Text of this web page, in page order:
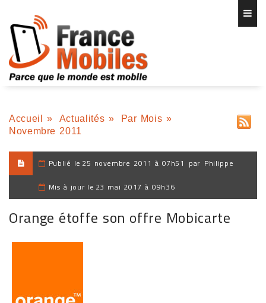
Accueil » Actualités » Par Mois »
Novembre 2011
Publié le 25 novembre 2011 à 07h51 par Philippe
Mis à jour le 23 mai 2017 à 09h36
Orange étoffe son offre Mobicarte